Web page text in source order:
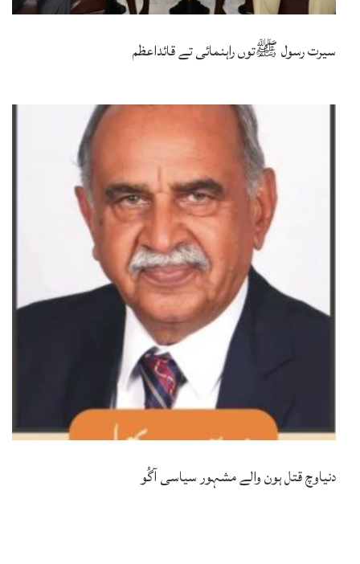
سیرت رسول ﷺتوں راہنمائی تے قائداعظم
دنیاوچ قتل ہون والے مشہور سیاسی آگُو